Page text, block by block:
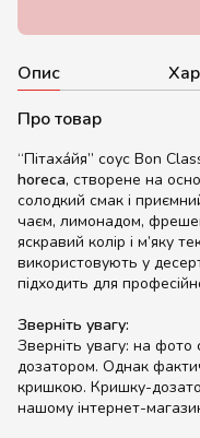
Опис
Про товар
“Пітаха́йя” соус Bon
horeca, створене на
солодкий смак і
чаєм, лимонадом,
яскравий колір і м’яку
використовують у
підходить для
Зверніть увагу:
Зверніть увагу: на
дозатором. Однак
кришкою. Кришку-
нашому інтернет-